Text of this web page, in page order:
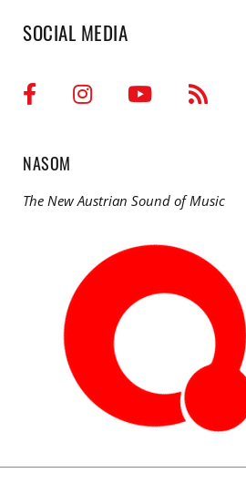
SOCIAL MEDIA
NASOM
The New Austrian Sound of Music